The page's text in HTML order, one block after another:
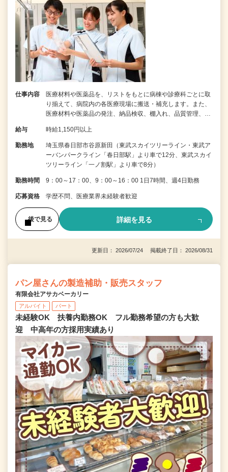
仕事内容
医療材料や医薬品を、リストをもとに病棟や診療科ごとに取
り揃えて、病院内の各医療現場に搬送・補充します。また、
医療材料や医薬品の発注、納品検収、棚入れ、品質管理、…
給与 時給1,150円以上
勤務地
埼玉県春日部市谷原新田（東武スカイツリーライン・東武ア
ーバンパークライン「春日部駅」より車で12分、東武スカイ
ツリーライン「一ノ割駅」より車で8分）
勤務時間 9：00～17：00、9：00～16：00 1日7時間、週4日勤務
応募資格 学歴不問、医療業界未経験者歓迎
後で見る 詳細を見る
更新日： 2026/07/24 掲載終了日： 2026/08/31
パン屋さんの製造補助・販売スタッフ
有限会社アサカベーカリー
アルバイト パート
未経験OK 扶養内勤務OK フル勤務希望の方も大歓
迎 中高年の方採用実績あり